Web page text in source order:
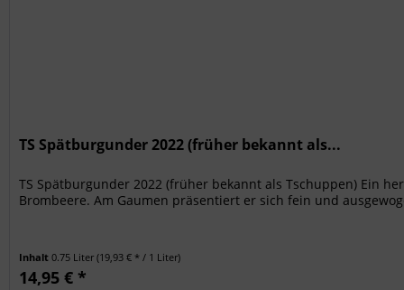
TS Spätburgunder 2022 (früher bekannt als...
TS Spätburgunder 2022 (früher bekannt als Tschuppen) Ein
Brombeere. Am Gaumen präsentiert er sich fein und
Inhalt0.75 Liter(19,93 € * / 1 Liter)
14,95 € *